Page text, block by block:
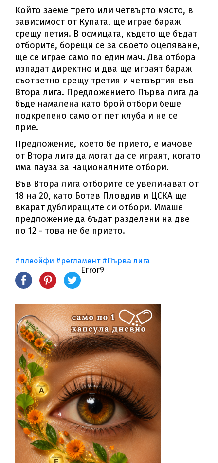
Който заеме трето или четвърто място, в
зависимост от Купата, ще играе бараж
срещу петия. В осмицата, където ще бъдат
отборите, борещи се за своето оцеляване,
ще се играе само по един мач. Два отбора
изпадат директно и два ще играят бараж
съответно срещу третия и четвъртия във
Втора лига. Предложението Първа лига да
бъде намалена като брой отбори беше
подкрепено само от пет клуба и не се
прие.
Предложение, което бе прието, е мачове
от Втора лига да могат да се играят, когато
има пауза за националните отбори.
Във Втора лига отборите се увеличават от
18 на 20, като Ботев Пловдив и ЦСКА ще
вкарат дублиращите си отбори. Имаше
предложение да бъдат разделени на две
по 12 - това не бе прието.
#плеойфи #регламент #Първа лига
Error9